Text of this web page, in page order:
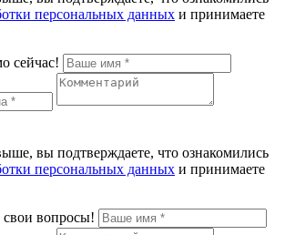
персональных данных и принимаете
сейчас!
вы подтверждаете, что ознакомились
персональных данных и принимаете
свои вопросы!